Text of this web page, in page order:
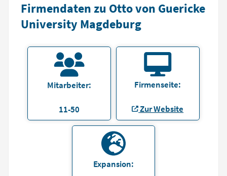
Firmendaten zu Otto von Guericke
University Magdeburg
Mitarbeiter:
11-50
Firmenseite:
Zur Website
Expansion: